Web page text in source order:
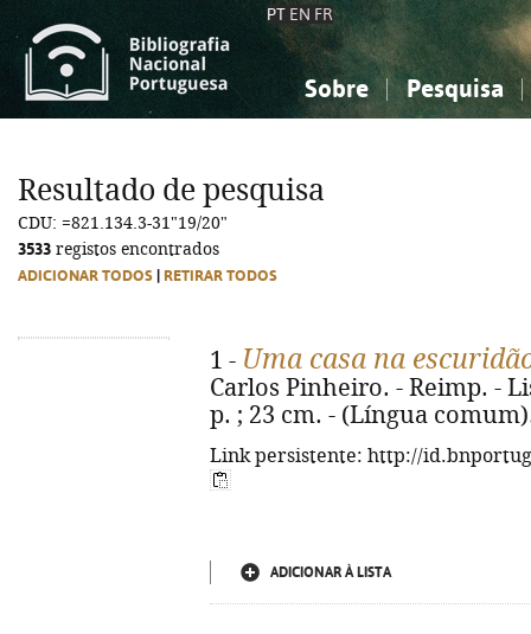
PT EN FR
Sobre Pesquisa
Ciências sociais...
Ciências sociais...
Resultado de pesquisa
CDU: =821.134.3-31"19/20"
3533 registos encontrados
ADICIONAR TODOS RETIRAR TODOS
1 - Uma casa na
Carlos Pinheiro. - Reimp. -
p. ; 23 cm. - (Língua
Link persistente: http://
ADICIONAR À LISTA